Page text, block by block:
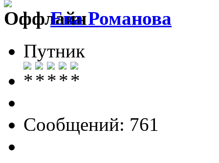
Ева Романова
Путник
Сообщений: 761